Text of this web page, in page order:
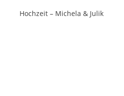
Hochzeit – Michela & Julik